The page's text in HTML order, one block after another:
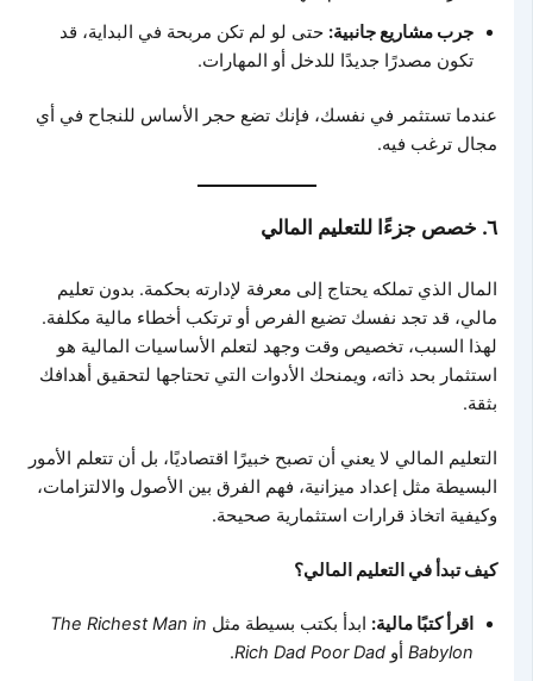
جرب مشاريع جانبية:حتى لو لم تكن مربحة في البداية، قد
تكون مصدرًا جديدًا للدخل أو المهارات.
عندما تستثمر في نفسك، فإنك تضع حجر الأساس للنجاح في أي
مجال ترغب فيه.
٦. خصص جزءًا للتعليم المالي
المال الذي تملكه يحتاج إلى معرفة لإدارته بحكمة. بدون تعليم
مالي، قد تجد نفسك تضيع الفرص أو ترتكب أخطاء مالية مكلفة.
لهذا السبب، تخصيص وقت وجهد لتعلم الأساسيات المالية هو
استثمار بحد ذاته، ويمنحك الأدوات التي تحتاجها لتحقيق أهدافك
بثقة.
التعليم المالي لا يعني أن تصبح خبيرًا اقتصاديًا، بل أن تتعلم الأمور
البسيطة مثل إعداد ميزانية، فهم الفرق بين الأصول والالتزامات،
وكيفية اتخاذ قرارات استثمارية صحيحة.
كيف تبدأ في التعليم المالي؟
اقرأ كتبًا مالية:ابدأ بكتب بسيطة مثلThe Richest Man in
BabylonأوRich Dad Poor Dad
.